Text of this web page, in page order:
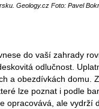
Geology.cz Foto: Pavel Bokr
do vaší zahrady
odlučnost.
a obezdívkách domu.
lze poznat i podle
opracovává, ale